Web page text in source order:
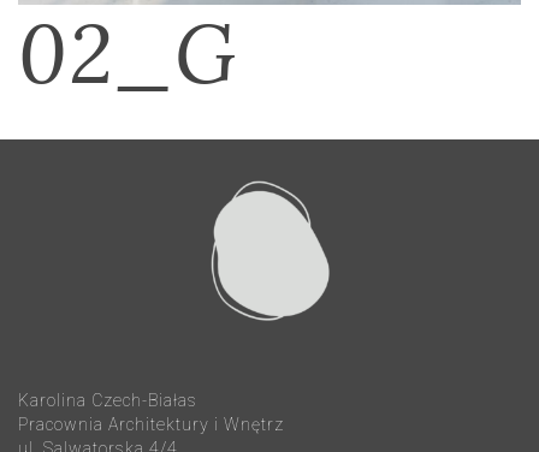
02_G
Karolina Czech-Białas
Pracownia Architektury i Wnętrz
ul. Salwatorska 4/4